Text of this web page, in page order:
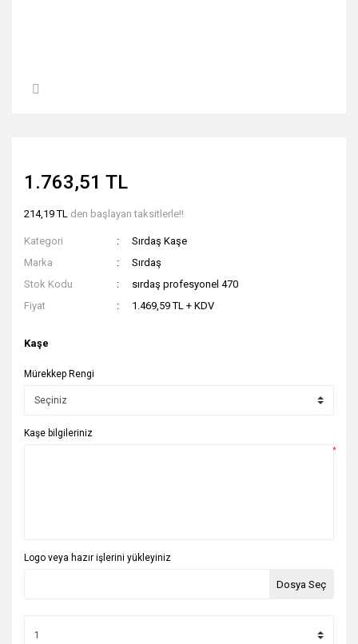
1.763,51 TL
214,19 TL den başlayan taksitlerle!!
Kategori
Sırdaş Kaşe
Marka
Sırdaş
Stok Kodu
sırdaş profesyonel 470
Fiyat
1.469,59 TL + KDV
Kaşe
Mürekkep Rengi
Kaşe bilgileriniz
*
Logo veya hazır işlerini yükleyiniz
Dosya Seç